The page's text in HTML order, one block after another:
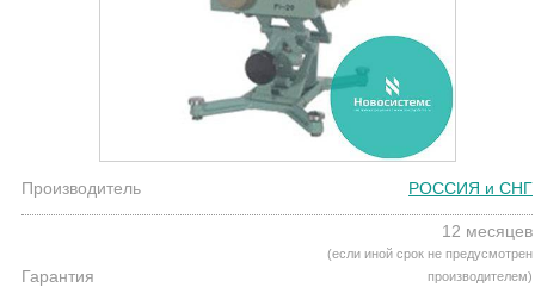
Производитель РОССИЯ и СНГ
Гарантия
12 месяцев
(если иной срок не предусмотрен
производителем)